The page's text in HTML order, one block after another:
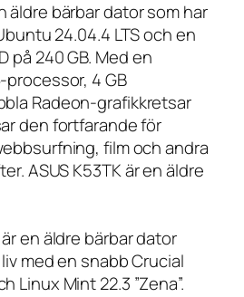
äldre bärbar dator som har
24.04.4 LTS och en
på 240 GB. Med en
processor, 4 GB
Radeon-grafikkretsar
den fortfarande för
film och andra
ASUS K53TK är en äldre
en äldre bärbar dator
med en snabb Crucial
Linux Mint 22.3 ”Zena”.